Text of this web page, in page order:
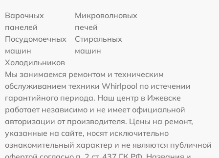
Варочных
панелей
Микроволновых
печей
Посудомоечных
машин
Стиральных
машин
Холодильников
Мы занимаемся ремонтом и техническим
обслуживанием техники Whirlpool по истечении
гарантийного периода. Наш центр в Ижевске
работает независимо и не имеет официальной
авторизации от производителя. Цены на ремонт,
указанные на сайте, носят исключительно
ознакомительный характер и не являются публичной